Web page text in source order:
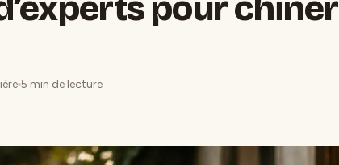
·
5 min de lecture